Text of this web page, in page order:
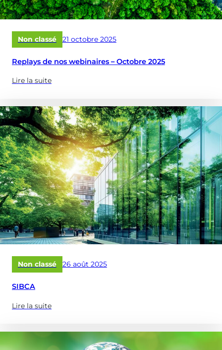
optimiser
vos
réservoirs
d’eau
?)
Non classé
Publié
le
21 octobre 2025
Replays de nos webinaires – Octobre 2025
Lire la suite
(à
de
:
Replays
de
nos
webinaires
–
Octobre
2025)
Non classé
Publié
le
26 août 2025
SIBCA
Lire la suite
(à
de
: